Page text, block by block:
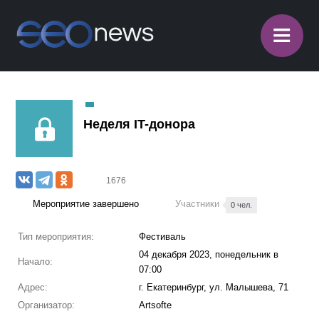
≡
Неделя IT-донора
1676
Мероприятие завершено Участники 0 чел.
Тип мероприятия: Фестиваль
Начало:
04 декабря 2023, понедельник в
07:00
Адрес:
г. Екатеринбург, ул. Малышева, 71
Организатор:
Artsofte